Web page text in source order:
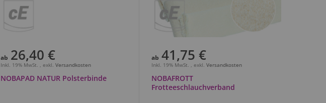
ab 26,40 €
Inkl. 19% MwSt. , exkl. Versandkosten
NOBAPAD NATUR Polsterbinde
ab 41,75 €
Inkl. 19% MwSt. , exkl. Versandkosten
NOBAFROTT
Frotteeschlauchverband